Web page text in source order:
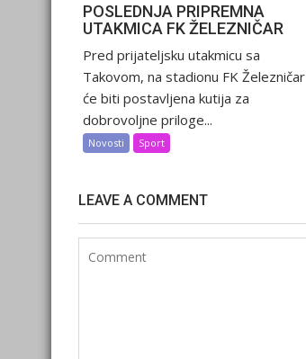
POSLEDNJA PRIPREMNA
UTAKMICA FK ŽELEZNIČAR
Pred prijateljsku utakmicu sa
Takovom, na stadionu FK Železničar
će biti postavljena kutija za
dobrovoljne priloge...
Novosti Sport
LEAVE A COMMENT